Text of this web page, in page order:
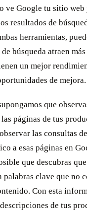
ve Google tu sitio
resultados de
herramientas,
búsqueda atraen
un mejor
de mejora.
que
páginas de tus
las consultas
a esas páginas en
que descubras
clave que no
Con esta
de tus